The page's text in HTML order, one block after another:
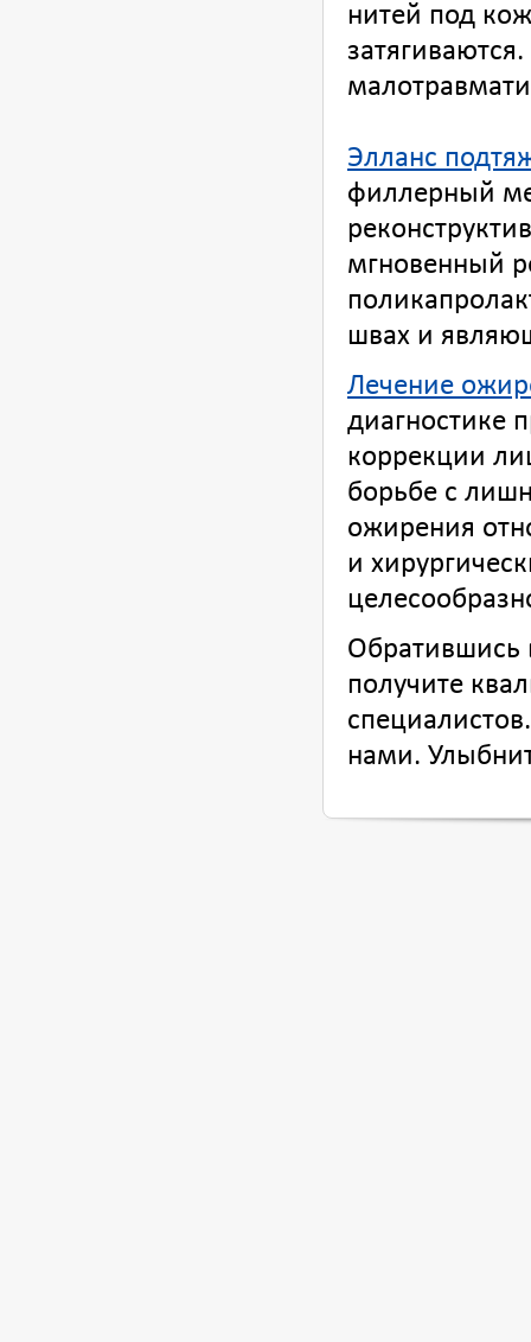
нитей под
Элланс
филлерный
мгновенный
швах и
Лечение
диагностике
коррекции
борьбе с
ожирения
и
Обратившись
получите
нами.